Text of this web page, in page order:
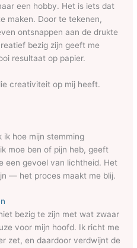
een hobby. Het is iets dat
maken. Door te tekenen,
ontsnappen aan de drukte
bezig zijn geeft me
resultaat op papier.
creativiteit op mij heeft.
ik hoe mijn stemming
moe ben of pijn heb, geeft
een gevoel van lichtheid. Het
— het proces maakt me blij.
bezig te zijn met wat zwaar
voor mijn hoofd. Ik richt me
zet, en daardoor verdwijnt de